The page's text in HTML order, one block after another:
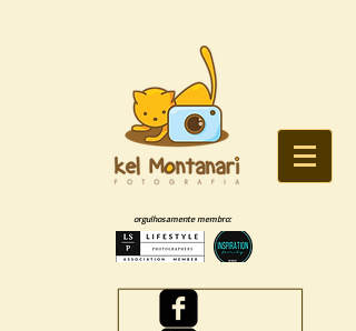
orgulhosamente membro: